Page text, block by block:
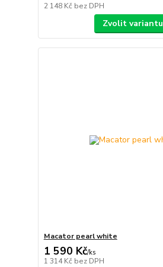
2 148 Kč bez DPH
Zvolit variantu
Macator pearl white
1 590 Kč/ks
1 314 Kč bez DPH